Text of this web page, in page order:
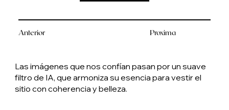
Anterior Proxima
Las imágenes que nos confían pasan por un suave
filtro de IA, que armoniza su esencia para vestir el
sitio con coherencia y belleza.